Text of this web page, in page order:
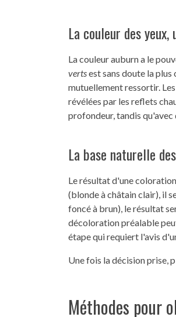
La couleur des
La couleur auburn a le
vertsest sans doute la
mutuellement ressortir.
révélées par les reflets
profondeur, tandis
La base naturelle
Le résultat d'une
(blonde à châtain clair), il
foncé à brun), le résultat
décoloration préalable
étape qui requiert l'avis
Une fois la décision prise,
Méthodes pour